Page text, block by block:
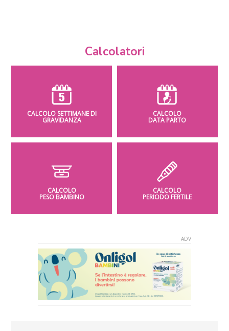
Calcolatori
CALCOLO SETTIMANE DI
GRAVIDANZA
CALCOLO
DATA PARTO
CALCOLO
PESO BAMBINO
CALCOLO
PERIODO FERTILE